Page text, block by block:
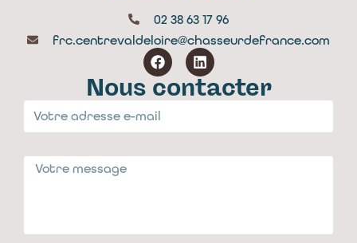
02 38 63 17 96
frc.centrevaldeloire@chasseurdefrance.com
Nous contacter